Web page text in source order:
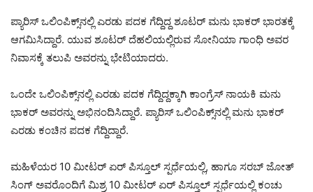
ಪ್ಯಾರಿಸ್ ಒಲಿಂಪಿಕ್ಸ್‌ನಲ್ಲಿ ಎರಡು ಪದಕ ಗೆದ್ದಿದ್ದ ಶೂಟರ್ ಮನು ಭಾಕರ್ ಭಾರತಕ್ಕೆ
ಆಗಮಿಸಿದ್ದಾರೆ. ಯುವ ಶೂಟರ್ ದೆಹಲಿಯಲ್ಲಿರುವ ಸೋನಿಯಾ ಗಾಂಧಿ ಅವರ
ನಿವಾಸಕ್ಕೆ ತಲುಪಿ ಅವರನ್ನು ಭೇಟಿಯಾದರು.
ಒಂದೇ ಒಲಿಂಪಿಕ್ಸ್‌ನಲ್ಲಿ ಎರಡು ಪದಕ ಗೆದ್ದಿದ್ದಕ್ಕಾಗಿ ಕಾಂಗ್ರೆಸ್ ನಾಯಕಿ ಮನು
ಭಾಕರ್ ಅವರನ್ನು ಅಭಿನಂದಿಸಿದ್ದಾರೆ. ಪ್ಯಾರಿಸ್ ಒಲಿಂಪಿಕ್ಸ್‌ನಲ್ಲಿ ಮನು ಭಾಕರ್
ಎರಡು ಕಂಚಿನ ಪದಕ ಗೆದ್ದಿದ್ದಾರೆ.
ಮಹಿಳೆಯರ 10 ಮೀಟರ್ ಏರ್ ಪಿಸ್ತೂಲ್ ಸ್ಪರ್ಧೆಯಲ್ಲಿ, ಹಾಗೂ ಸರಬ್ ಜೋತ್
ಸಿಂಗ್ ಅವರೊಂದಿಗೆ ಮಿಶ್ರ 10 ಮೀಟರ್ ಏರ್ ಪಿಸ್ತೂಲ್ ಸ್ಪರ್ಧೆಯಲ್ಲಿ ಕಂಚು